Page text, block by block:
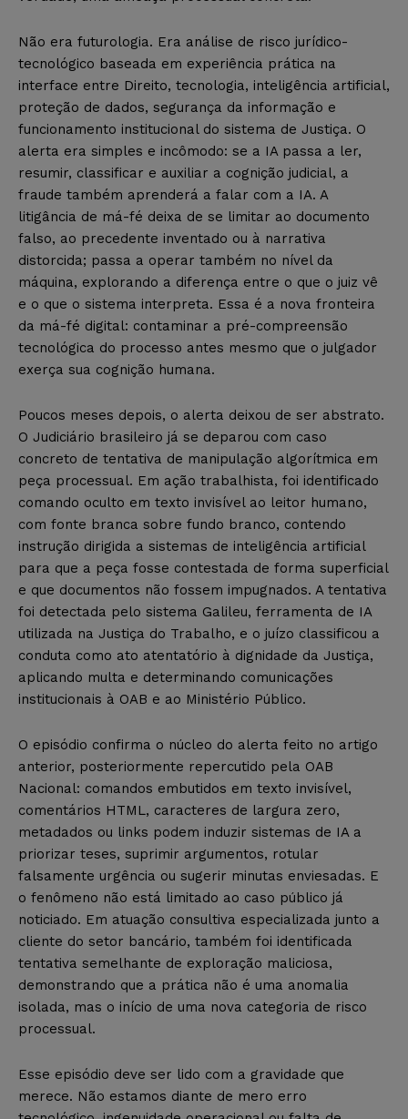
Não era futurologia. Era análise de risco jurídico-
tecnológico baseada em experiência prática na
interface entre Direito, tecnologia, inteligência artificial,
proteção de dados, segurança da informação e
funcionamento institucional do sistema de Justiça. O
alerta era simples e incômodo: se a IA passa a ler,
resumir, classificar e auxiliar a cognição judicial, a
fraude também aprenderá a falar com a IA. A
litigância de má-fé deixa de se limitar ao documento
falso, ao precedente inventado ou à narrativa
distorcida; passa a operar também no nível da
máquina, explorando a diferença entre o que o juiz vê
e o que o sistema interpreta. Essa é a nova fronteira
da má-fé digital: contaminar a pré-compreensão
tecnológica do processo antes mesmo que o julgador
exerça sua cognição humana.
Poucos meses depois, o alerta deixou de ser abstrato.
O Judiciário brasileiro já se deparou com caso
concreto de tentativa de manipulação algorítmica em
peça processual. Em ação trabalhista, foi identificado
comando oculto em texto invisível ao leitor humano,
com fonte branca sobre fundo branco, contendo
instrução dirigida a sistemas de inteligência artificial
para que a peça fosse contestada de forma superficial
e que documentos não fossem impugnados. A tentativa
foi detectada pelo sistema Galileu, ferramenta de IA
utilizada na Justiça do Trabalho, e o juízo classificou a
conduta como ato atentatório à dignidade da Justiça,
aplicando multa e determinando comunicações
institucionais à OAB e ao Ministério Público.
O episódio confirma o núcleo do alerta feito no artigo
anterior, posteriormente repercutido pela OAB
Nacional: comandos embutidos em texto invisível,
comentários HTML, caracteres de largura zero,
metadados ou links podem induzir sistemas de IA a
priorizar teses, suprimir argumentos, rotular
falsamente urgência ou sugerir minutas enviesadas. E
o fenômeno não está limitado ao caso público já
noticiado. Em atuação consultiva especializada junto a
cliente do setor bancário, também foi identificada
tentativa semelhante de exploração maliciosa,
demonstrando que a prática não é uma anomalia
isolada, mas o início de uma nova categoria de risco
processual.
Esse episódio deve ser lido com a gravidade que
merece. Não estamos diante de mero erro